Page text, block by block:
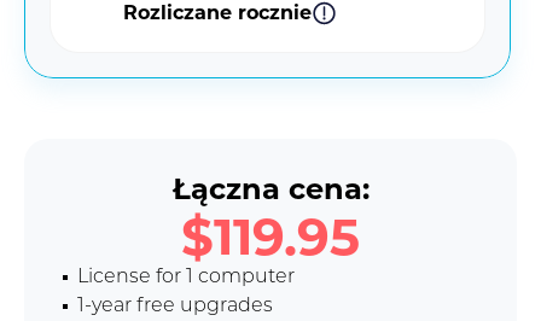
Rozliczane rocznie
Łączna cena:
$119.95
License for 1 computer
1-year free upgrades